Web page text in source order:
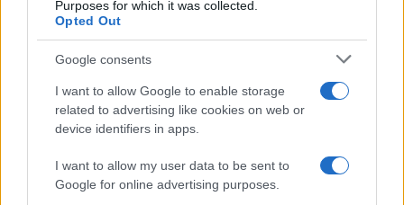
Purposes for which it was collected.
Opted Out
Google consents
I want to allow Google to enable storage
related to advertising like cookies on web or
device identifiers in apps.
I want to allow my user data to be sent to
Google for online advertising purposes.
Valle d’Aosta: polemiche tra sindacato e istituzioni per
le supplenze scolastiche